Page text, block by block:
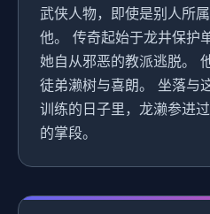
武侠人物，即使是别人所
他。 传奇起始于龙井保护
她自从邪恶的教派逃脱。
徒弟濑树与喜朗。 坐落与
训练的日子里，龙濑参进
的掌段。